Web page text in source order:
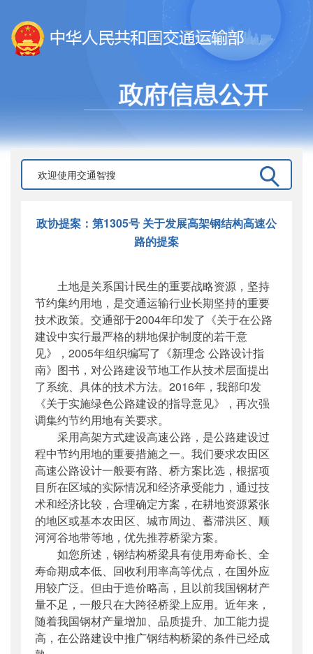
政协提案：第1305号 关于发展高架钢结构高速公
路的提案
土地是关系国计民生的重要战略资源，坚持
节约集约用地，是交通运输行业长期坚持的重要
技术政策。交通部于2004年印发了《关于在公路
建设中实行最严格的耕地保护制度的若干意
见》，2005年组织编写了《新理念 公路设计指
南》图书，对公路建设节地工作从技术层面提出
了系统、具体的技术方法。2016年，我部印发
《关于实施绿色公路建设的指导意见》，再次强
调集约节约用地有关要求。
采用高架方式建设高速公路，是公路建设过
程中节约用地的重要措施之一。我们要求农田区
高速公路设计一般要有路、桥方案比选，根据项
目所在区域的实际情况和经济承受能力，通过技
术和经济比较，合理确定方案，在耕地资源紧张
的地区或基本农田区、城市周边、蓄滞洪区、顺
河河谷地带等地，优先推荐桥梁方案。
如您所述，钢结构桥梁具有使用寿命长、全
寿命期成本低、回收利用率高等优点，在国外应
用较广泛。但由于造价略高，且以前我国钢材产
量不足，一般只在大跨径桥梁上应用。近年来，
随着我国钢材产量增加、品质提升、加工能力提
高，在公路建设中推广钢结构桥梁的条件已经成